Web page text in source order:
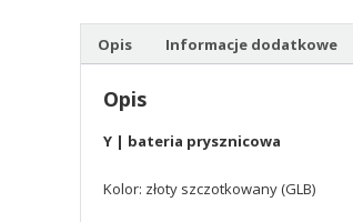
Opis Informacje dodatkowe
Opis
Y | bateria prysznicowa
Kolor: złoty szczotkowany (GLB)